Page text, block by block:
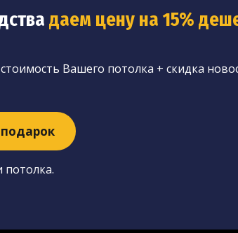
даем цену на 15%
Вашего потолка + скидка
потолка.